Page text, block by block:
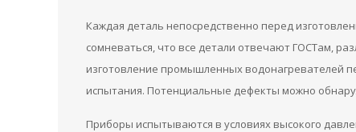
Каждая деталь непосредственно перед
сомневаться, что все детали отвечают ГОСТам,
изготовление промышленных водонагревателей
испытания. Потенциальные дефекты можно
Приборы испытываются в условиях высокого